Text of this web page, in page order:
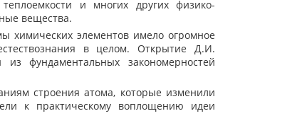
и многих других физико-
вещества.
химических элементов имело огромное
в целом. Открытие Д.И.
фундаментальных закономерностей
строения атома, которые изменили
к практическому воплощению идеи